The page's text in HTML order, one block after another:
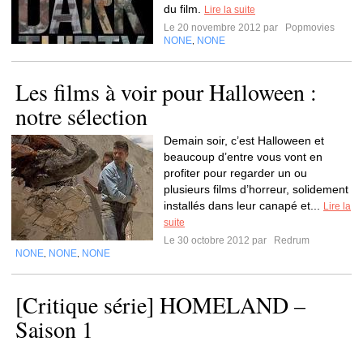
du film.
Lire la suite
Le 20 novembre 2012 par
Popmovies
NONE NONE
Les films à voir pour Halloween :
notre sélection
Demain soir, c’est Halloween et
beaucoup d’entre vous vont en
profiter pour regarder un ou
plusieurs films d’horreur, solidement
installés dans leur canapé et...
Lire la
suite
Le 30 octobre 2012 par
Redrum
NONE NONE NONE
[Critique série] HOMELAND –
Saison 1